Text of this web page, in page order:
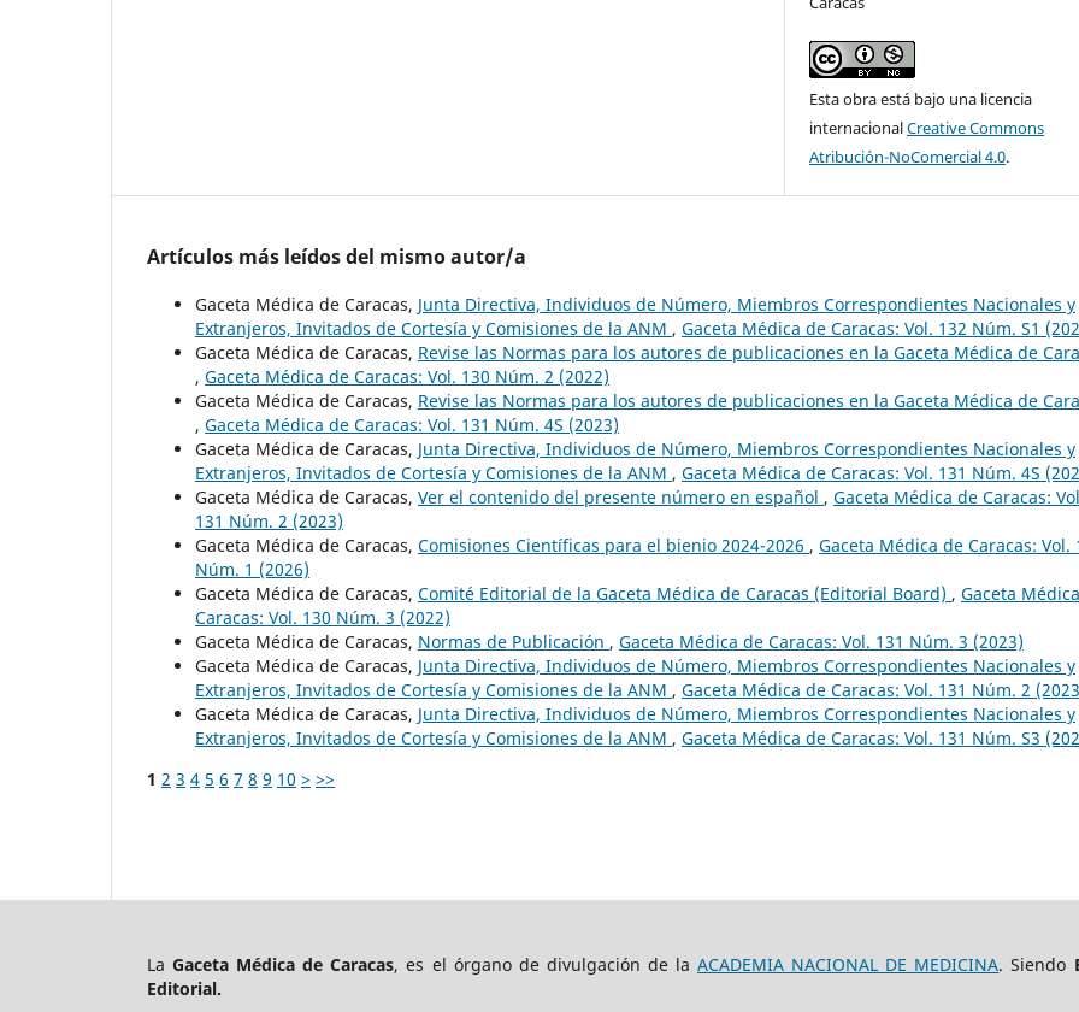
Esta obra está bajo una licencia
internacionalCreative Commons
Atribución-NoComercial 4.0.
Artículos más leídos del mismo autor/a
Gaceta Médica de Caracas, Junta Directiva, Individuos de Número, Miembros Correspondientes Nacionales y
Extranjeros, Invitados de Cortesía y Comisiones de la ANM , Gaceta Médica de Caracas: Vol. 132 Núm. S1
Gaceta Médica de Caracas, Revise las Normas para los autores de publicaciones en la Gaceta Médica de
, Gaceta Médica de Caracas: Vol. 130 Núm. 2 (2022)
Gaceta Médica de Caracas, Revise las Normas para los autores de publicaciones en la Gaceta Médica de
, Gaceta Médica de Caracas: Vol. 131 Núm. 4S (2023)
Gaceta Médica de Caracas, Junta Directiva, Individuos de Número, Miembros Correspondientes Nacionales y
Extranjeros, Invitados de Cortesía y Comisiones de la ANM , Gaceta Médica de Caracas: Vol. 131 Núm. 4S
Gaceta Médica de Caracas, Ver el contenido del presente número en español , Gaceta Médica de Caracas:
131 Núm. 2 (2023)
Gaceta Médica de Caracas, Comisiones Científicas para el bienio 2024-2026 , Gaceta Médica de Caracas: Vol.
Núm. 1 (2026)
Gaceta Médica de Caracas, Comité Editorial de la Gaceta Médica de Caracas (Editorial Board) , Gaceta
Caracas: Vol. 130 Núm. 3 (2022)
Gaceta Médica de Caracas, Normas de Publicación , Gaceta Médica de Caracas: Vol. 131 Núm. 3 (2023)
Gaceta Médica de Caracas, Junta Directiva, Individuos de Número, Miembros Correspondientes Nacionales y
Extranjeros, Invitados de Cortesía y Comisiones de la ANM , Gaceta Médica de Caracas: Vol. 131 Núm. 2
Gaceta Médica de Caracas, Junta Directiva, Individuos de Número, Miembros Correspondientes Nacionales y
Extranjeros, Invitados de Cortesía y Comisiones de la ANM , Gaceta Médica de Caracas: Vol. 131 Núm. S3
1 2 3 4 5 6 7 8 9 10 > >>
LaGaceta Médica de Caracas, es el órgano de divulgación de laACADEMIA NACIONAL DE MEDICINA. Siendo
Editorial.